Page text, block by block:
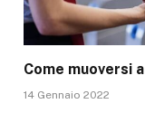
Come muoversi
14 Gennaio 2022